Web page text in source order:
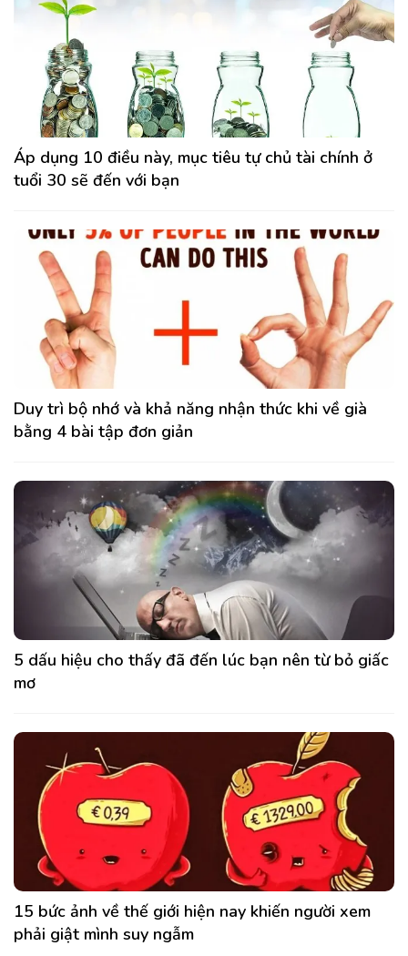
Áp dụng 10 điều này, mục tiêu tự chủ tài chính ở
tuổi 30 sẽ đến với bạn
Duy trì bộ nhớ và khả năng nhận thức khi về già
bằng 4 bài tập đơn giản
5 dấu hiệu cho thấy đã đến lúc bạn nên từ bỏ giấc
mơ
15 bức ảnh về thế giới hiện nay khiến người xem
phải giật mình suy ngẫm